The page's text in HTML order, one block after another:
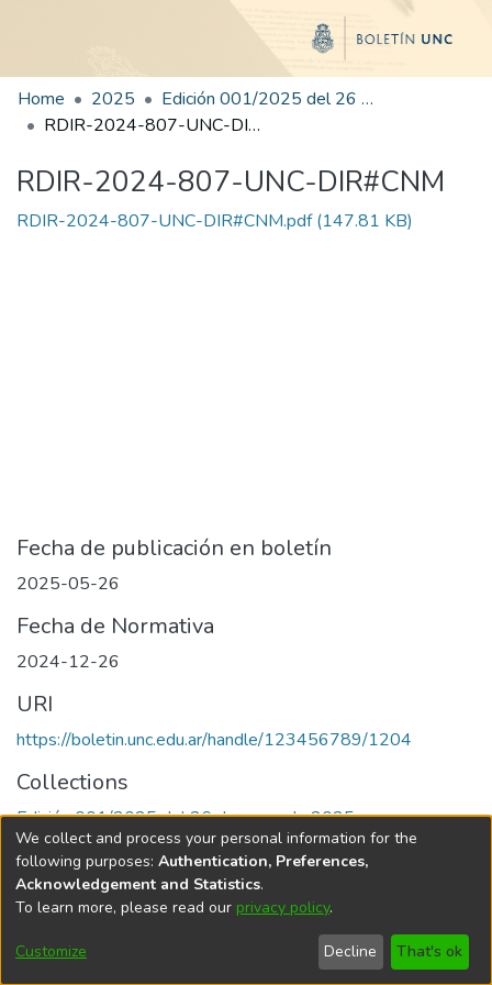
Home 2025
Edición 001/2025 del 26 de mayo de 2025
RDIR-2024-807-UNC-DIR#CNM
RDIR-2024-807-UNC-DIR#CNM
RDIR-2024-807-UNC-DIR#CNM.pdf(147.81 KB)
Fecha de publicación en boletín
2025-05-26
Fecha de Normativa
2024-12-26
URI
https://boletin.unc.edu.ar/handle/123456789/1204
Collections
Edición 001/2025 del 26 de mayo de 2025
Universidad Nacional de Córdoba
We collect and process your personal information for the
following purposes: Authentication, Preferences,
Acknowledgement and Statistics.
To learn more, please read our privacy policy.
Customize Decline That's ok